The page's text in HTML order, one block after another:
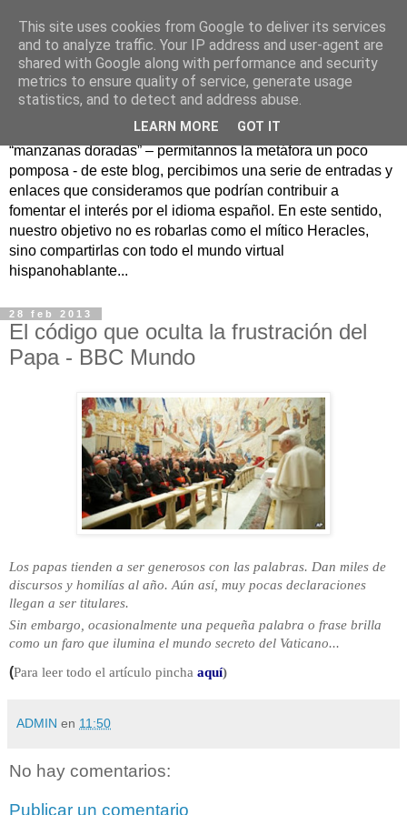
Hesperia
Según la mitología griega, Hesperia era un maravilloso
jardín en un lejano rincón del Occidente donde se
guardaban las famosas manzanas doradas. Como
“manzanas doradas” – permítannos la metáfora un poco
pomposa - de este blog, percibimos una serie de entradas y
enlaces que consideramos que podrían contribuir a
fomentar el interés por el idioma español. En este sentido,
nuestro objetivo no es robarlas como el mítico Heracles,
sino compartirlas con todo el mundo virtual
hispanohablante...
28 feb 2013
El código que oculta la frustración del
Papa - BBC Mundo
Los papas tienden a ser generosos con las palabras. Dan miles de
discursos y homilías al año. Aún así, muy pocas declaraciones
llegan a ser titulares.
Sin embargo, ocasionalmente una pequeña palabra o frase brilla
como un faro que ilumina el mundo secreto del Vaticano...
(Para leer todo el artículo pincha aquí)
ADMIN en 11:50
No hay comentarios:
Publicar un comentario
This site uses cookies from Google to deliver its services
and to analyze traffic. Your IP address and user-agent are
shared with Google along with performance and security
metrics to ensure quality of service, generate usage
statistics, and to detect and address abuse.
LEARN MORE GOT IT